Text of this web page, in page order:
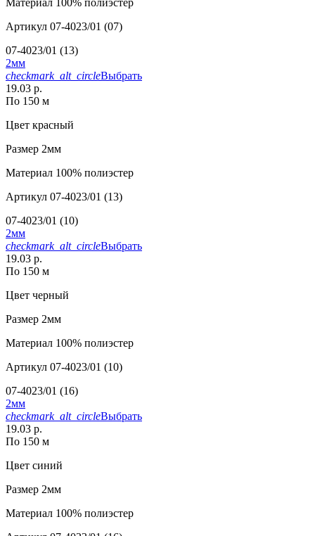
Материал 100% полиэстер
Артикул 07-4023/01 (07)
07-4023/01 (13)
2мм
checkmark_alt_circleВыбрать
19.03 р.
По 150 м
Цвет красный
Размер 2мм
Материал 100% полиэстер
Артикул 07-4023/01 (13)
07-4023/01 (10)
2мм
checkmark_alt_circleВыбрать
19.03 р.
По 150 м
Цвет черный
Размер 2мм
Материал 100% полиэстер
Артикул 07-4023/01 (10)
07-4023/01 (16)
2мм
checkmark_alt_circleВыбрать
19.03 р.
По 150 м
Цвет синий
Размер 2мм
Материал 100% полиэстер